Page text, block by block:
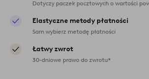
Dotyczy paczek pocztowych o wartości
Elastyczne metody płatności
Sam wybierz metodę płatności
Łatwy zwrot
30-dniowe prawo do zwrotu*